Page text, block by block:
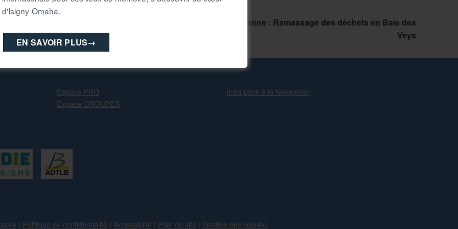
Opération écocitoyenne : Ramassage des déchets en Baie des
Veys
Espace PRO
Espace GROUPES
Inscription à la Newsletter
| Politique de confidentialité | Accessibilté | Plan du site | Gestion des cookies
d'Isigny-Omaha.
EN SAVOIR PLUS→